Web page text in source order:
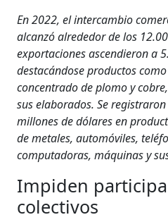
En 2022, el intercambio
alcanzó alrededor de los
exportaciones ascendieron a
destacándose productos
concentrado de plomo y
sus elaborados. Se
millones de dólares en
de metales, automóviles,
computadoras, máquinas y
Impiden
colectivos